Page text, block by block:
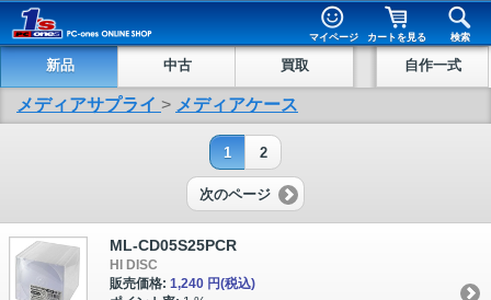
マイページ カートを見る 検索
新品 中古 買取 自作一式
メディアサプライ > メディアケース
1 2
次のページ
ML-CD05S25PCR
HI DISC
販売価格: 1,240 円(税込)